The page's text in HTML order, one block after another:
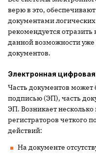
верю в это,
документами
рекомендуется
данной возможности уже
документов.
Электронная
Часть документов может
подписью (ЭП), часть
ЭП. Возникает
регистраторов четкого
действий:
На документе